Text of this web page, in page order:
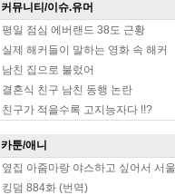
커뮤니티/이슈.유머
평일 점심 에버랜드 38도 근황
실제 해커들이 말하는 영화 속 해커
남친 집으로 불렀어
결혼식 친구 남친 동행 논란
친구가 적을수록 고지능자다 !!?
카툰/애니
옆집 아줌마랑 야스하고 싶어서 서
킹덤 884화 (번역)